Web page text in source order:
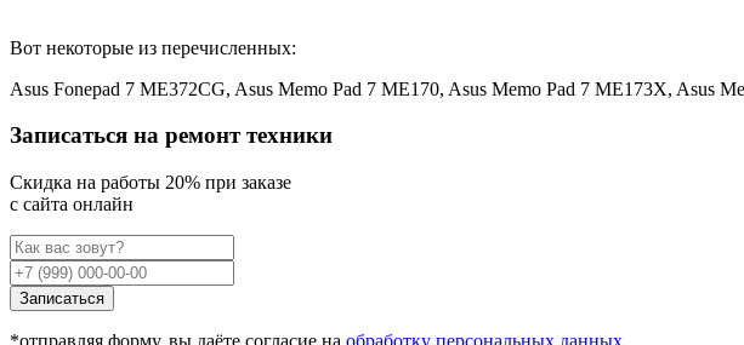
Вот некоторые из перечисленных:
Asus Fonepad 7 ME372CG, Asus Memo Pad 7 ME170, Asus Memo Pad 7 ME173X, Asus
Записаться на ремонт техники
Cкидка на работы 20% при заказе
с сайта онлайн
Записаться
*отправляя форму, вы даёте согласие на обработку персональных данных